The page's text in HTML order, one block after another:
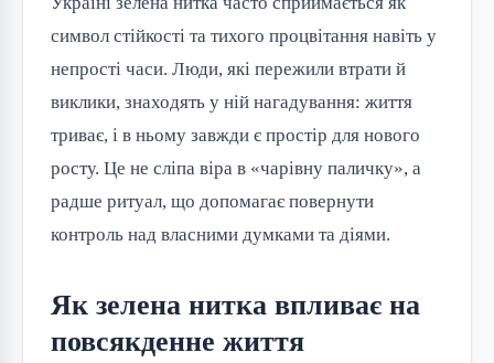
символ стійкості та тихого процвітання навіть у
непрості часи. Люди, які пережили втрати й
виклики, знаходять у ній нагадування: життя
триває, і в ньому завжди є простір для нового
росту. Це не сліпа віра в «чарівну паличку», а
радше ритуал, що допомагає повернути
контроль над власними думками та діями.
Як зелена нитка впливає на
повсякденне життя